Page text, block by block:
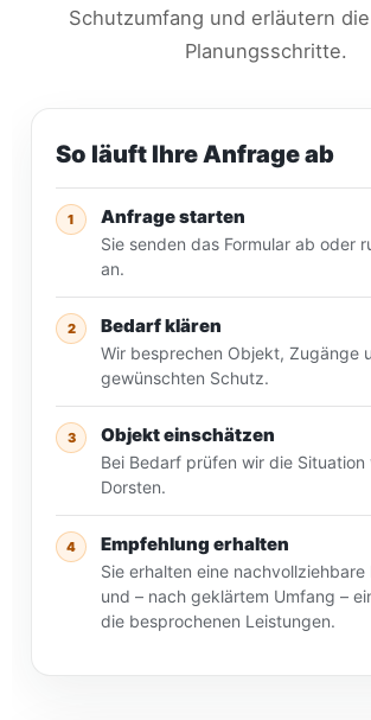
Schutzumfang und erläutern
Planungsschritte.
So läuft Ihre Anfrage ab
1 Anfrage starten
Sie senden das Formular ab oder
an.
2 Bedarf klären
Wir besprechen Objekt, Zugänge
gewünschten Schutz.
3 Objekt einschätzen
Bei Bedarf prüfen wir die Situation
Dorsten.
4 Empfehlung erhalten
Sie erhalten eine nachvollziehbare
und – nach geklärtem Umfang –
die besprochenen Leistungen.